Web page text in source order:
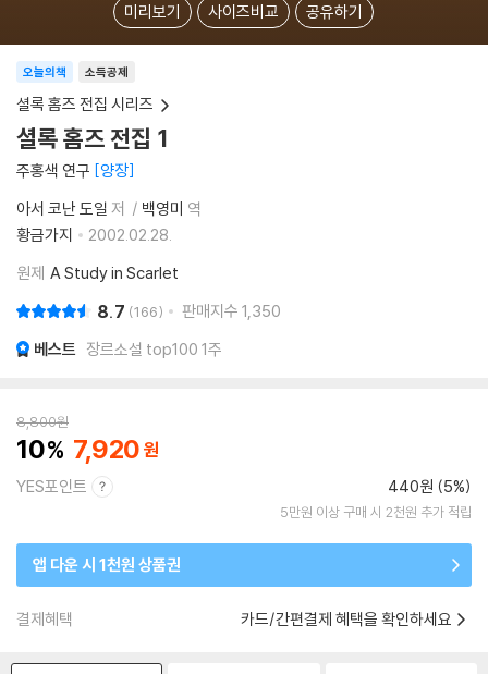
미리보기 사이즈비교 공유하기
소득공제
오늘의책
셜록 홈즈 전집 시리즈
셜록 홈즈 전집 1
주홍색 연구 양장
아서 코난 도일 저 백영미 역
황금가지
2002.02.28.
원제 A Study in Scarlet
8.7 166 판매지수 1,350
베스트 장르소설 top100 1주
8,800원
10 7,920
YES포인트 440원 (5%)
5만원 이상 구매 시 2천원 추가 적립
앱 다운 시 1천원 상품권
결제혜택 카드/간편결제 혜택을 확인하세요